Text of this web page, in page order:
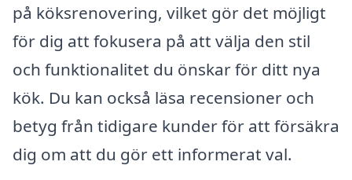
på köksrenovering, vilket gör det möjligt
för dig att fokusera på att välja den stil
och funktionalitet du önskar för ditt nya
kök. Du kan också läsa recensioner och
betyg från tidigare kunder för att försäkra
dig om att du gör ett informerat val.